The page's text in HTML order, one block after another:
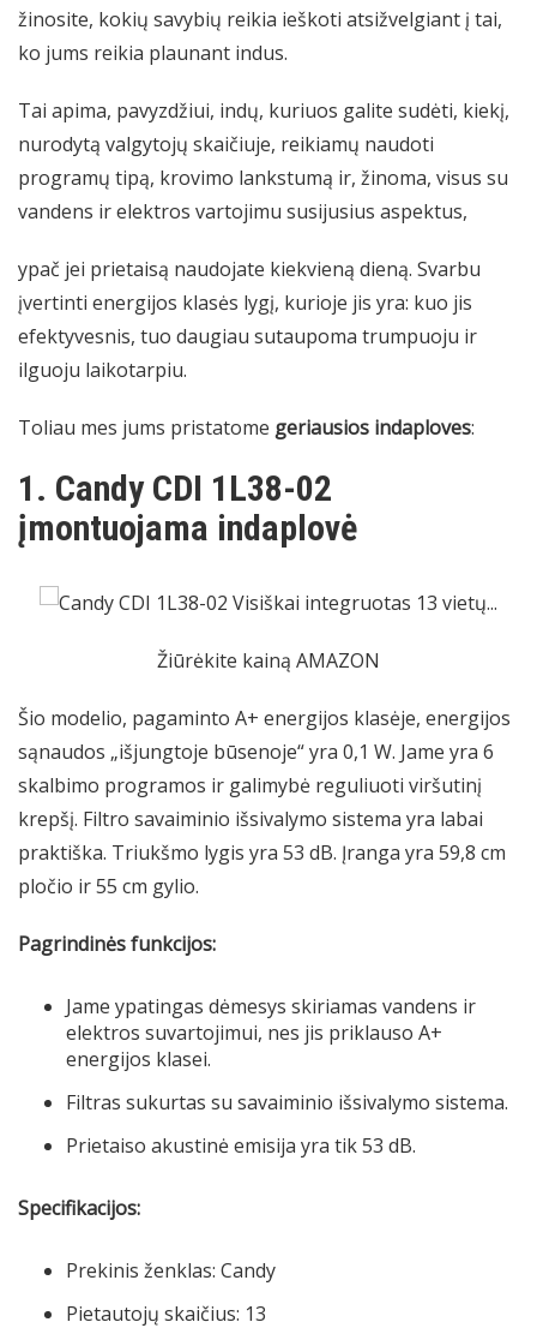
žinosite, kokių savybių reikia ieškoti atsižvelgiant į tai,
ko jums reikia plaunant indus.
Tai apima, pavyzdžiui, indų, kuriuos galite sudėti, kiekį,
nurodytą valgytojų skaičiuje, reikiamų naudoti
programų tipą, krovimo lankstumą ir, žinoma, visus su
vandens ir elektros vartojimu susijusius aspektus,
ypač jei prietaisą naudojate kiekvieną dieną. Svarbu
įvertinti energijos klasės lygį, kurioje jis yra: kuo jis
efektyvesnis, tuo daugiau sutaupoma trumpuoju ir
ilguoju laikotarpiu.
Toliau mes jums pristatome geriausios indaploves:
1. Candy CDI 1L38-02
įmontuojama indaplovė
Žiūrėkite kainą AMAZON
Šio modelio, pagaminto A+ energijos klasėje, energijos
sąnaudos „išjungtoje būsenoje“ yra 0,1 W. Jame yra 6
skalbimo programos ir galimybė reguliuoti viršutinį
krepšį. Filtro savaiminio išsivalymo sistema yra labai
praktiška. Triukšmo lygis yra 53 dB. Įranga yra 59,8 cm
pločio ir 55 cm gylio.
Pagrindinės funkcijos:
Jame ypatingas dėmesys skiriamas vandens ir
elektros suvartojimui, nes jis priklauso A+
energijos klasei.
Filtras sukurtas su savaiminio išsivalymo sistema.
Prietaiso akustinė emisija yra tik 53 dB.
Specifikacijos:
Prekinis ženklas: Candy
Pietautojų skaičius: 13